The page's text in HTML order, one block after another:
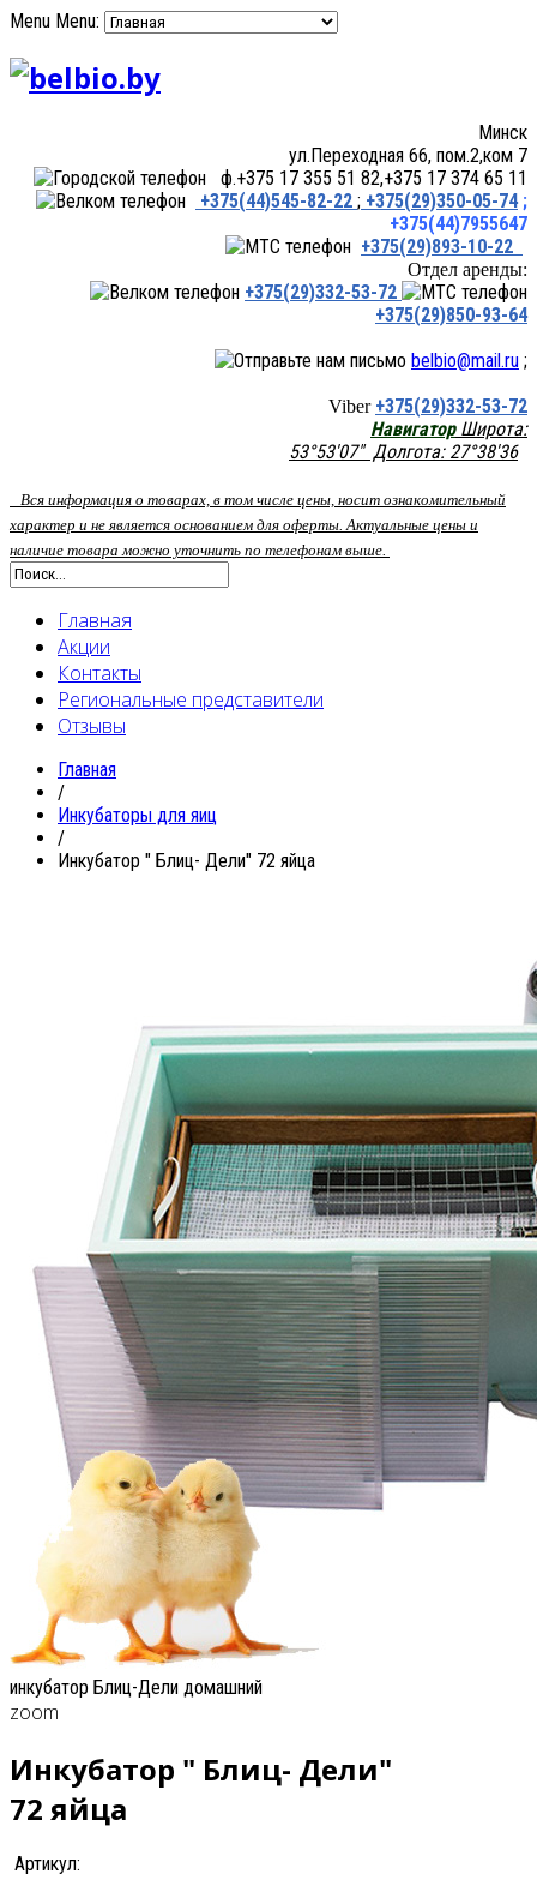
Menu Menu:
Минск
ул.Переходная 66, пом.2,ком 7
ф.+375 17 355 51 82,+375 17 374 65 11
+375(44)545-82-22 ; +375(29)350-05-74 ;
+375(44)7955647
+375(29)893-10-22
Отдел аренды:
+375(29)332-53-72
+375(29)850-93-64
belbio@mail.ru ;
Viber +375(29)332-53-72
НавигаторШирота:
53°53'07" Долгота: 27°38'36
Вся информация о товарах, в том числе цены, носит ознакомительный
характер и не является основанием для оферты. Актуальные цены и
наличие товара можно уточнить по телефонам выше.
Главная
Акции
Контакты
Региональные представители
Отзывы
Главная
/
Инкубаторы для яиц
/
Инкубатор " Блиц- Дели" 72 яйца
инкубатор Блиц-Дели домашний
zoom
Инкубатор " Блиц- Дели"
72 яйца
Артикул: